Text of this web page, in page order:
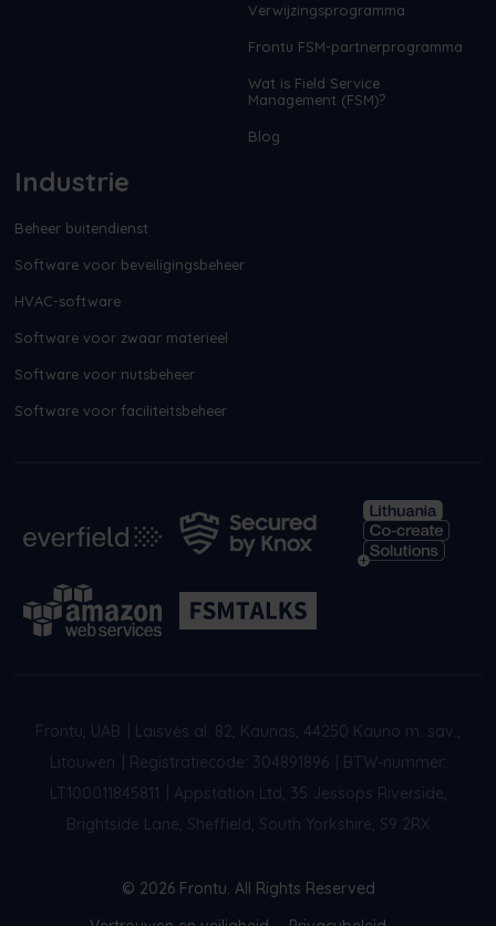
Verwijzingsprogramma
Frontu FSM-partnerprogramma
Wat is Field Service
Management (FSM)?
Blog
Industrie
Beheer buitendienst
Software voor beveiligingsbeheer
HVAC-software
Software voor zwaar materieel
Software voor nutsbeheer
Software voor faciliteitsbeheer
Frontu, UAB
Laisvės al. 82, Kaunas, 44250 Kauno m. sav.,
Litouwen
Registratiecode: 304891896
BTW-nummer:
LT100011845811
Appstation Ltd, 35 Jessops Riverside,
Brightside Lane, Sheffield, South Yorkshire, S9 2RX
© 2026 Frontu. All Rights Reserved